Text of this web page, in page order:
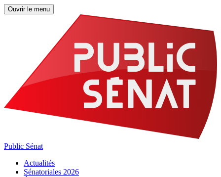
Ouvrir le menu
Public Sénat
Actualités
Sénatoriales 2026